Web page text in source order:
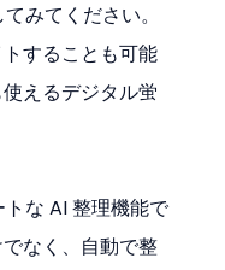
みてください。
することも可能
えるデジタル蛍
な AI 整理機能で
なく、自動で整